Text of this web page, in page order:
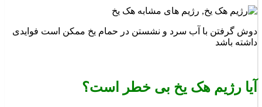
دوش گرفتن با آب سرد و نشستن در حمام یخ ممکن است فوایدی
داشته باشد
آیا رژیم هک یخ بی خطر است؟